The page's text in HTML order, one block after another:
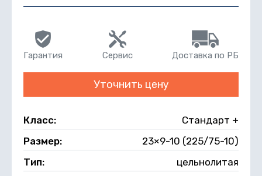
Гарантия Сервис Доставка по РБ
Уточнить цену
Класс:
Стандарт +
Размер:
23×9-10 (225/75-10)
Тип:
цельнолитая